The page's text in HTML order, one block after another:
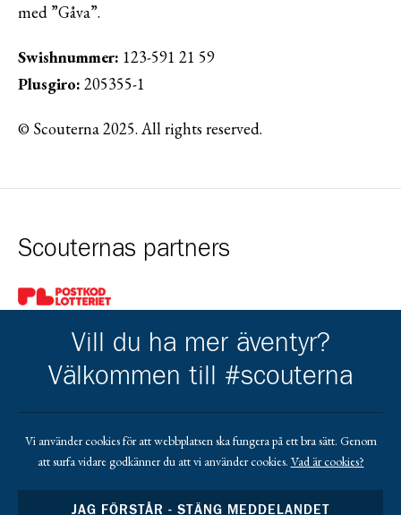
med ”Gåva”.
Swishnummer: 123-591 21 59
Plusgiro: 205355-1
© Scouterna 2025. All rights reserved.
Scouternas partners
Gå till pl_50
Gå till https://www.mera.se/Gå till https://www.lansforsakringar.se/
Gå till https://
Vill du ha mer äventyr?
Välkommen till #scouterna
Vi använder cookies för att webbplatsen ska fungera på ett bra sätt. Genom
att surfa vidare godkänner du att vi använder cookies. Vad är cookies?
JAG FÖRSTÅR - STÄNG MEDDELANDET